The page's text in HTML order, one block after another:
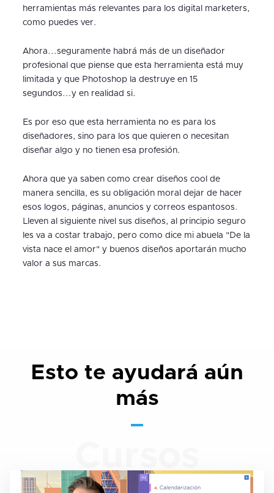
herramientas más relevantes para los digital marketers,
como puedes ver.
Ahora...seguramente habrá más de un diseñador
profesional que piense que esta herramienta está muy
limitada y que Photoshop la destruye en 15
segundos...y en realidad si.
Es por eso que esta herramienta no es para los
diseñadores, sino para los que quieren o necesitan
diseñar algo y no tienen esa profesión.
Ahora que ya saben como crear diseños cool de
manera sencilla, es su obligación moral dejar de hacer
esos logos, páginas, anuncios y correos espantosos.
Lleven al siguiente nivel sus diseños, al principio seguro
les va a costar trabajo, pero como dice mi abuela "De la
vista nace el amor" y buenos diseños aportarán mucho
valor a sus marcas.
Esto te ayudará aún
más